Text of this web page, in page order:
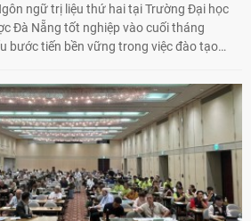
ngữ trị liệu thứ hai tại Trường Đại học
Đà Nẵng tốt nghiệp vào cuối tháng
bước tiến bền vững trong việc đào tạo